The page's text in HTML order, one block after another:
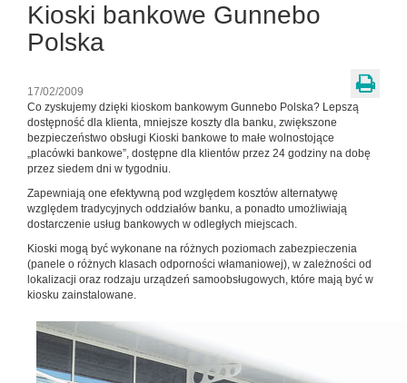
Kioski bankowe Gunnebo
Polska
17/02/2009
Co zyskujemy dzięki kioskom bankowym Gunnebo Polska? Lepszą
dostępność dla klienta, mniejsze koszty dla banku, zwiększone
bezpieczeństwo obsługi Kioski bankowe to małe wolnostojące
„placówki bankowe”, dostępne dla klientów przez 24 godziny na dobę
przez siedem dni w tygodniu.
Zapewniają one efektywną pod względem kosztów alternatywę
względem tradycyjnych oddziałów banku, a ponadto umożliwiają
dostarczenie usług bankowych w odległych miejscach.
Kioski mogą być wykonane na różnych poziomach zabezpieczenia
(panele o różnych klasach odporności włamaniowej), w zależności od
lokalizacji oraz rodzaju urządzeń samoobsługowych, które mają być w
kiosku zainstalowane.